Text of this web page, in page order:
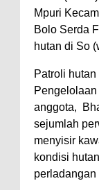
Mpuri
Bolo Serda
hutan di So
Patroli
anggota,
sejumlah
menyisir
kondisi
perladangan